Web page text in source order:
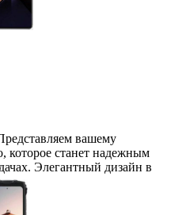
вашему
которое станет надежным
Элегантный дизайн в